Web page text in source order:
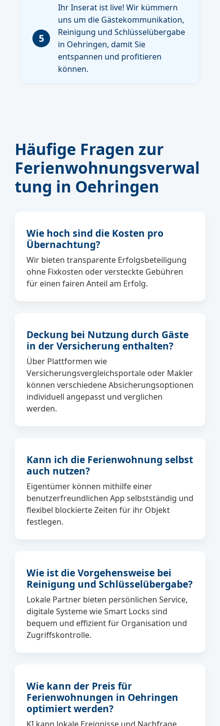
5
Ihr Inserat ist live! Wir kümmern
uns um die Gästekommunikation,
Reinigung und Schlüsselübergabe
in Oehringen, damit Sie
entspannen und profitieren
können.
Häufige Fragen zur
Ferienwohnungsverwal
tung in Oehringen
Wie hoch sind die Kosten pro
Übernachtung?
Wir bieten transparente Erfolgsbeteiligung
ohne Fixkosten oder versteckte Gebühren
für einen fairen Anteil am Erfolg.
Deckung bei Nutzung durch Gäste
in der Versicherung enthalten?
Über Plattformen wie
Versicherungsvergleichsportale oder Makler
können verschiedene Absicherungsoptionen
individuell angepasst und verglichen
werden.
Kann ich die Ferienwohnung selbst
auch nutzen?
Eigentümer können mithilfe einer
benutzerfreundlichen App selbstständig und
flexibel blockierte Zeiten für ihr Objekt
festlegen.
Wie ist die Vorgehensweise bei
Reinigung und Schlüsselübergabe?
Lokale Partner bieten persönlichen Service,
digitale Systeme wie Smart Locks sind
bequem und effizient für Organisation und
Zugriffskontrolle.
Wie kann der Preis für
Ferienwohnungen in Oehringen
optimiert werden?